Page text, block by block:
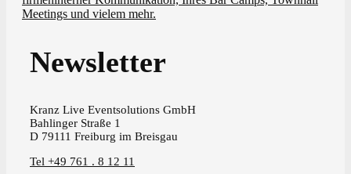
Meetings und vielem mehr.
Newsletter
Kranz Live Eventsolutions GmbH
Bahlinger Straße 1
D 79111 Freiburg im Breisgau
Tel +49 761 . 8 12 11